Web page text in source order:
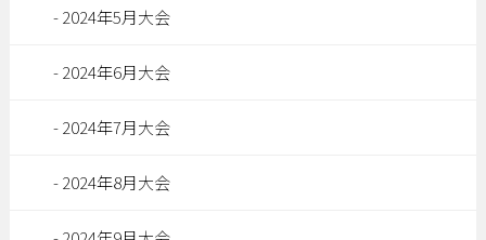
2024年5月大会
2024年6月大会
2024年7月大会
2024年8月大会